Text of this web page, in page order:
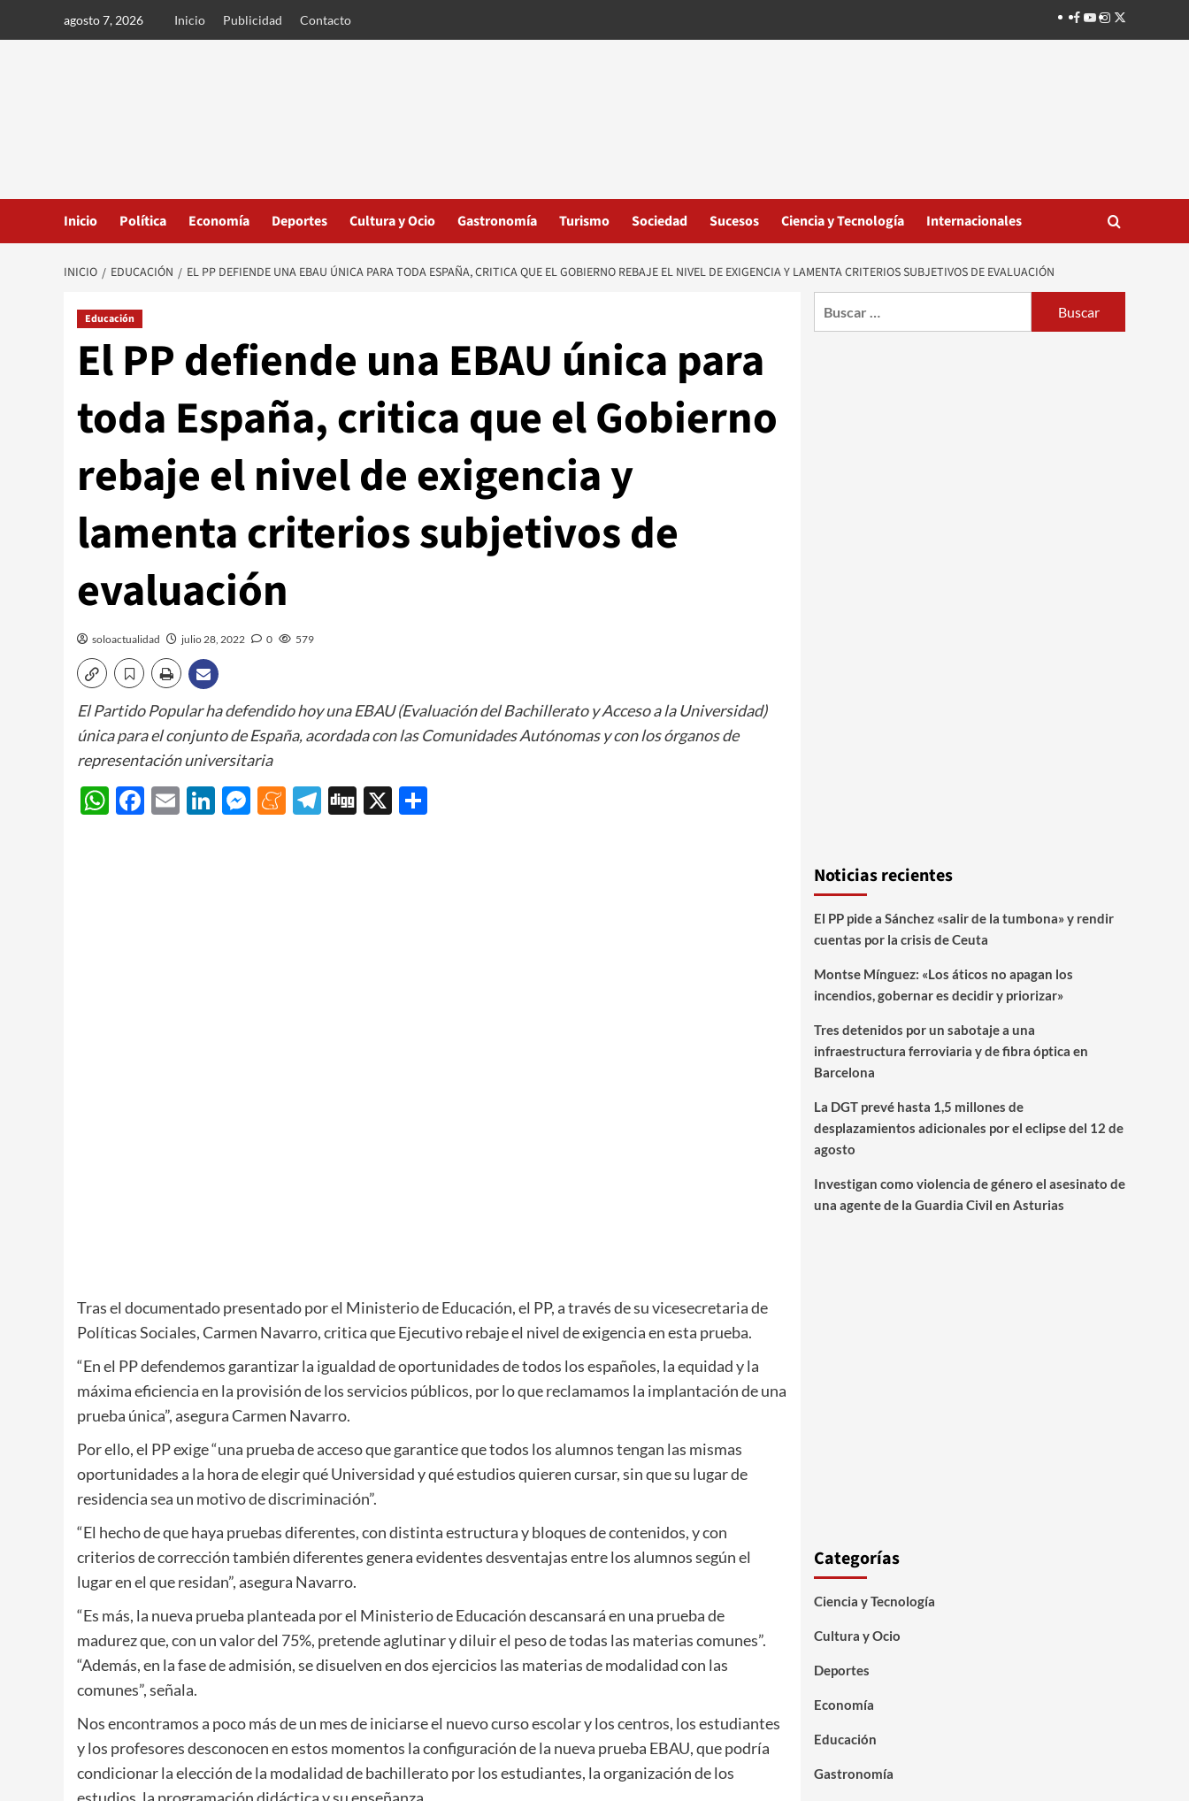
agosto 7, 2026 Inicio Publicidad Contacto Facebook
Youtube
Instagram
Twitter
Inicio Política Economía Deportes Cultura y Ocio Gastronomía Turismo Sociedad Sucesos Ciencia y Tecnología Internacionales
INICIO EDUCACIÓN EL PP DEFIENDE UNA EBAU ÚNICA PARA TODA ESPAÑA, CRITICA QUE EL GOBIERNO REBAJE EL NIVEL DE EXIGENCIA Y LAMENTA CRITERIOS SUBJETIVOS DE EVALUACIÓN
Educación
El PP defiende una EBAU única para
toda España, critica que el Gobierno
rebaje el nivel de exigencia y
lamenta criterios subjetivos de
evaluación
soloactualidad julio 28, 2022 0 579
El Partido Popular ha defendido hoy una EBAU (Evaluación del Bachillerato y Acceso a la Universidad)
única para el conjunto de España, acordada con las Comunidades Autónomas y con los órganos de
representación universitaria
WhatsApp
Facebook
EmailLinkedIn
Messenger
Meneame
Telegram
Digg
X
Tras el documentado presentado por el Ministerio de Educación, el PP, a través de su vicesecretaria de
Políticas Sociales, Carmen Navarro, critica que Ejecutivo rebaje el nivel de exigencia en esta prueba.
“En el PP defendemos garantizar la igualdad de oportunidades de todos los españoles, la equidad y la
máxima eficiencia en la provisión de los servicios públicos, por lo que reclamamos la implantación de una
prueba única”, asegura Carmen Navarro.
Por ello, el PP exige “una prueba de acceso que garantice que todos los alumnos tengan las mismas
oportunidades a la hora de elegir qué Universidad y qué estudios quieren cursar, sin que su lugar de
residencia sea un motivo de discriminación”.
“El hecho de que haya pruebas diferentes, con distinta estructura y bloques de contenidos, y con
criterios de corrección también diferentes genera evidentes desventajas entre los alumnos según el
lugar en el que residan”, asegura Navarro.
“Es más, la nueva prueba planteada por el Ministerio de Educación descansará en una prueba de
madurez que, con un valor del 75%, pretende aglutinar y diluir el peso de todas las materias comunes”.
“Además, en la fase de admisión, se disuelven en dos ejercicios las materias de modalidad con las
comunes”, señala.
Nos encontramos a poco más de un mes de iniciarse el nuevo curso escolar y los centros, los estudiantes
y los profesores desconocen en estos momentos la configuración de la nueva prueba EBAU, que podría
condicionar la elección de la modalidad de bachillerato por los estudiantes, la organización de los
Noticias recientes
El PP pide a Sánchez «salir de la tumbona» y rendir
cuentas por la crisis de Ceuta
Montse Mínguez: «Los áticos no apagan los
incendios, gobernar es decidir y priorizar»
Tres detenidos por un sabotaje a una
infraestructura ferroviaria y de fibra óptica en
Barcelona
La DGT prevé hasta 1,5 millones de
desplazamientos adicionales por el eclipse del 12 de
agosto
Investigan como violencia de género el asesinato de
una agente de la Guardia Civil en Asturias
Categorías
Ciencia y Tecnología
Cultura y Ocio
Deportes
Economía
Educación
Gastronomía